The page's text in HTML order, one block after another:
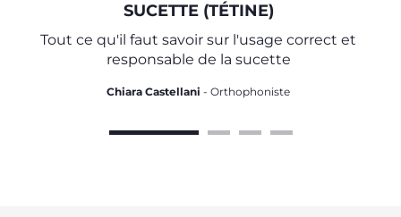
SUCETTE (TÉTINE)
Tout ce qu'il faut savoir sur l'usage correct et
responsable de la sucette
Chiara Castellani - Orthophoniste